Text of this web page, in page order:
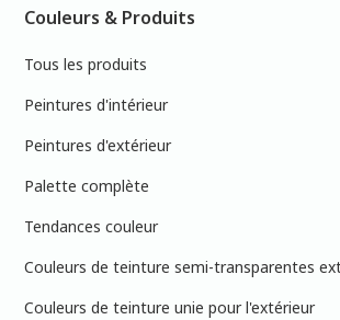
Couleurs & Produits
Tous les produits
Peintures d'intérieur
Peintures d'extérieur
Palette complète
Tendances couleur
Couleurs de teinture semi-transparentes
Couleurs de teinture unie pour l'extérieur